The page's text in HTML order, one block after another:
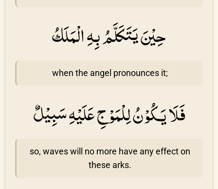
حِيْنَ يَتَكَلَّمُ بِهِ الْمَلَكُ
when the angel pronounces it;
فَلَا يَكُوْنُ لِلْمَوْجِ عَلَيْهِ سَبِيْلٌ
so, waves will no more have any effect on
these arks.